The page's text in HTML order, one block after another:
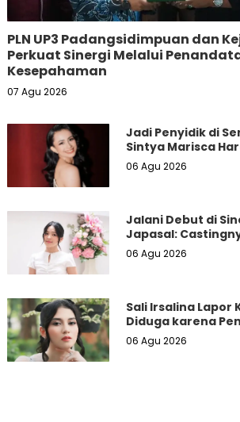
PLN UP3 Padangsidimpuan dan
Perkuat Sinergi Melalui
Kesepahaman
07 Agu 2026
Jadi Penyidik di
Sintya Marisca
06 Agu 2026
Jalani Debut di
Japasal:
06 Agu 2026
Sali Irsalina Lapor
Diduga karena
06 Agu 2026